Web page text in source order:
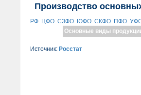
Производство
РФ ЦФО СЗФО ЮФО СКФО ПФО
Основные виды
Источник: Росстат